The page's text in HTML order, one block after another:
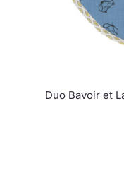
Duo Bavoir et